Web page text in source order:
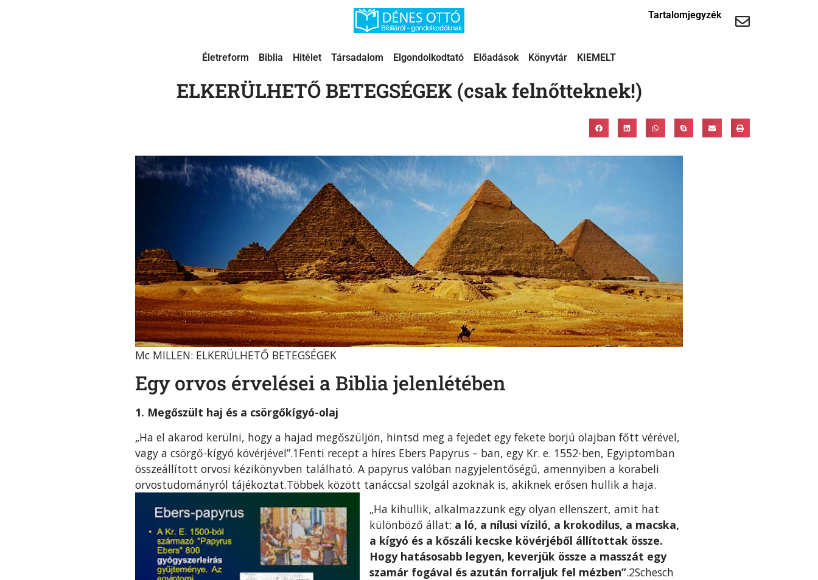
Tartalomjegyzék
Életreform Biblia Hitélet Társadalom Elgondolkodtató Előadások Könyvtár KIEMELT
ELKERÜLHETŐ BETEGSÉGEK (csak felnőtteknek!)
Mc MILLEN: ELKERÜLHETŐ BETEGSÉGEK
Egy orvos érvelései a Biblia jelenlétében
1. Megőszült haj és a csörgőkígyó-olaj
„Ha el akarod kerülni, hogy a hajad megőszüljön, hintsd meg a fejedet egy fekete borjú olajban főtt vérével,
vagy a csörgő-kígyó kövérjével”.1Fenti recept a híres Ebers Papyrus – ban, egy Kr. e. 1552-ben, Egyiptomban
összeállított orvosi kézikönyv­ben található. A papyrus valóban nagyjelentőségű, amennyiben a korabeli
orvostudományról tájékoztat.Többek között tanáccsal szolgál azoknak is, akiknek erősen hullik a haja.
„Ha kihullik, alkalmazzunk egy olyan ellenszert, amit hat
különböző állat: a ló, a nílusi víziló, a krokodilus, a macska,
a kígyó és a kőszáli kecske kövérjéből állítottak össze.
Hogy hatá­sosabb legyen, keverjük össze a masszát egy
szamár fogával és azután forraljuk fel mézben”.2Schesch